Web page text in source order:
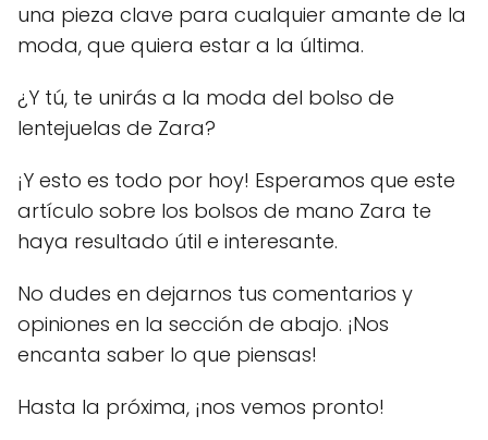
una pieza clave para cualquier amante de la
moda, que quiera estar a la última.
¿Y tú, te unirás a la moda del bolso de
lentejuelas de Zara?
¡Y esto es todo por hoy! Esperamos que este
artículo sobre los bolsos de mano Zara te
haya resultado útil e interesante.
No dudes en dejarnos tus comentarios y
opiniones en la sección de abajo. ¡Nos
encanta saber lo que piensas!
Hasta la próxima, ¡nos vemos pronto!